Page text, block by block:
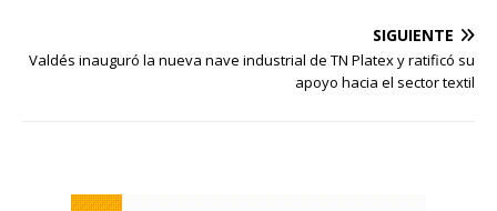
SIGUIENTE
Valdés inauguró la nueva nave industrial de TN Platex y ratificó su
apoyo hacia el sector textil